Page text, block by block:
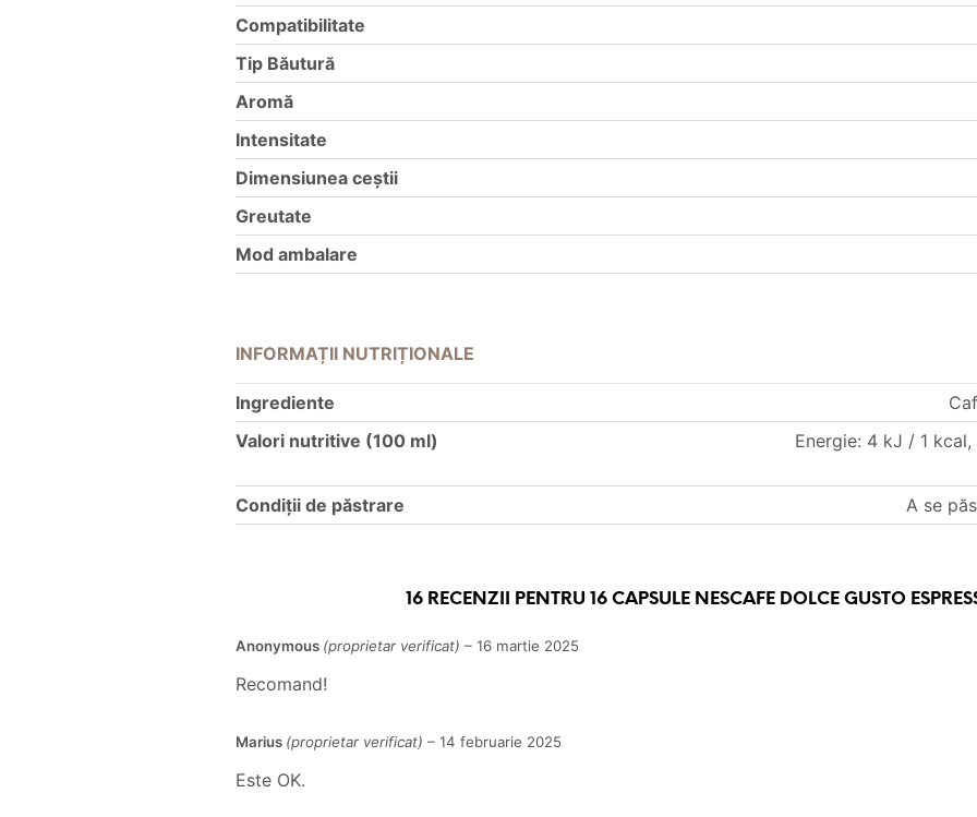
Compatibilitate
Tip Băutură
Aromă
Intensitate
Dimensiunea ceștii
Greutate
Mod ambalare
INFORMAȚII NUTRIȚIONALE
Ingrediente
Valori nutritive (100 ml)
Energie: 4 kJ / 1
Condiții de păstrare
A se
16 RECENZII PENTRU 16 CAPSULE NESCAFE DOLCE GUSTO
Anonymous (proprietar verificat) – 16 martie 2025
Recomand!
Marius (proprietar verificat) – 14 februarie 2025
Este OK.